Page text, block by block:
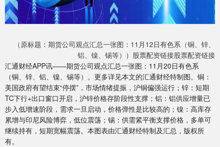
（原标题：期货公司观点汇总一张图：11月12日有色系（铜、锌、
铝、镍、锡等））股票配资链接股票配资链接
汇通财经APP讯——期货公司观点汇总一张图：11月20日有色系
（铜、锌、铝、镍、锡等）。更多详见本文的汇通财经特制图。铜：
美国政府有望结束“停摆”，市场情绪提振，沪铜偏强运行；锌：短期
TC下行+出口窗口开启，沪锌价格存阶段性支撑；铝：铝供应增量已
步入低增速阶段，需求一旦启动，价格弹性是比较高的；镍：高库存
累增与印尼风险博弈，低位震荡；锡：供需紧平衡支撑价格，多单可
继续持有，短期宽幅震荡。本图表由汇通财经特制及汇总，版权所
有。